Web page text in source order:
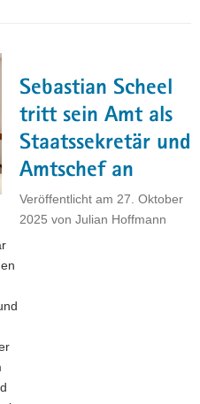
Sebastian Scheel
tritt sein Amt als
Staatssekretär und
Amtschef an
Veröffentlicht am 27. Oktober
2025 von Julian Hoffmann